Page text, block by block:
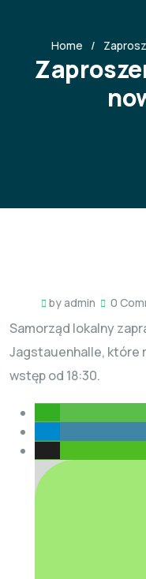
Home
by admin 0
Samorząd lokalny
Jagstauenhalle, które
wstęp od 18:30.